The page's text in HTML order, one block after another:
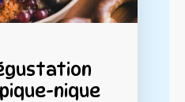
nique